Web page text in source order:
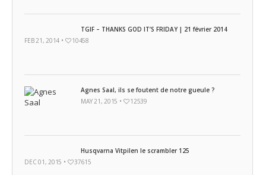
TGIF – THANKS GOD IT’S FRIDAY | 21 février 2014
FEB 21, 2014 •
10458
Agnes Saal, ils se foutent de notre gueule ?
MAY 21, 2015 •
12539
Husqvarna Vitpilen le scrambler 125
DEC 01, 2015 •
37615